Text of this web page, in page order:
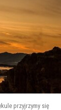
przyjrzymy się